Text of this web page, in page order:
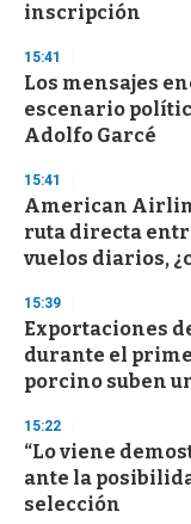
inscripción
15:41
Los mensajes
escenario
Adolfo Garcé
15:41
American
ruta directa
vuelos diarios,
15:39
Exportaciones
durante el
porcino suben
15:22
“Lo viene
ante la
selección